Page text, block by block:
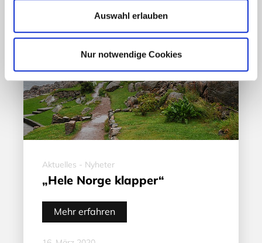
Auswahl erlauben
Nur notwendige Cookies
Aktuelles - Nyheter
„Hele Norge klapper“
Mehr erfahren